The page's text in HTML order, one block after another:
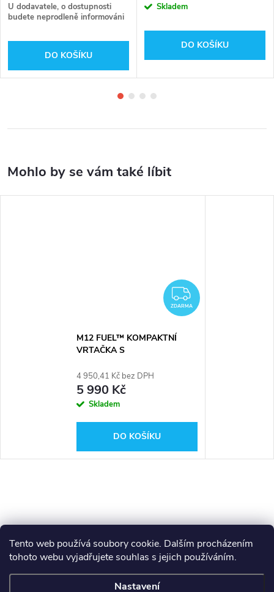
Tento web používá soubory cookie. Dalším procházením
tohoto webu vyjadřujete souhlas s jejich používáním.
Nastavení
U dodavatele, o dostupnosti
budete neprodleně informováni
DO KOŠÍKU
Skladem
DO KOŠÍKU
ZDARMA
ZDARMA
M12 FUEL™ KOMPAKTNÍ
VRTAČKA S
SKLÍČIDLEM Milwaukee M12
FDDXKIT-0X
4 950,41 Kč bez DPH
5 990 Kč
Skladem
DO KOŠÍKU
Z